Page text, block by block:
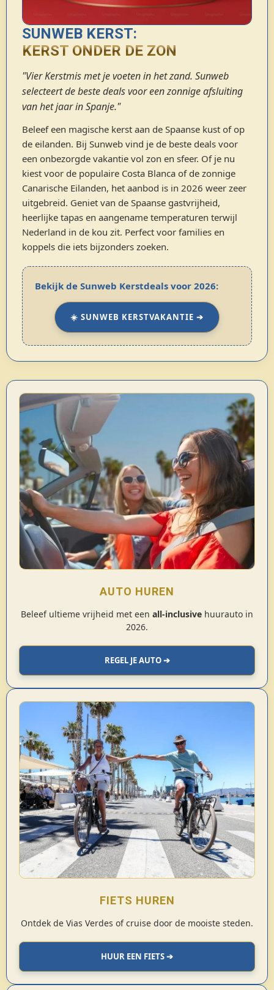
SUNWEB KERST:
KERST ONDER DE ZON
"Vier Kerstmis met je voeten in het zand. Sunweb
selecteert de beste deals voor een zonnige afsluiting
van het jaar in Spanje."
Beleef een magische kerst aan de Spaanse kust of op
de eilanden. Bij Sunweb vind je de beste deals voor
een onbezorgde vakantie vol zon en sfeer. Of je nu
kiest voor de populaire Costa Blanca of de zonnige
Canarische Eilanden, het aanbod is in 2026 weer zeer
uitgebreid. Geniet van de Spaanse gastvrijheid,
heerlijke tapas en aangename temperaturen terwijl
Nederland in de kou zit. Perfect voor families en
koppels die iets bijzonders zoeken.
Bekijk de Sunweb Kerstdeals voor 2026:
☀️ SUNWEB KERSTVAKANTIE ➔
AUTO HUREN
Beleef ultieme vrijheid met een all-inclusive huurauto in
2026.
REGEL JE AUTO ➔
FIETS HUREN
Ontdek de Vias Verdes of cruise door de mooiste steden.
HUUR EEN FIETS ➔